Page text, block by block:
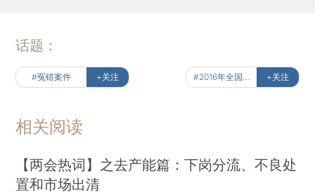
话题：
#冤错案件 +关注 +关注
相关阅读
【两会热词】之去产能篇：下岗分流、不良处
置和市场出清